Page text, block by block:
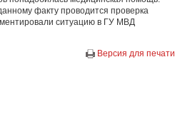
факту проводится проверка
ситуацию в ГУ МВД
Версия для печати